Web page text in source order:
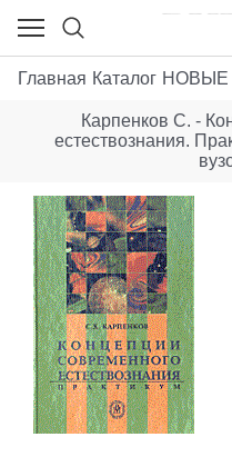
Главная Каталог НОВЫЕ
Карпенков С. -
естествознания.